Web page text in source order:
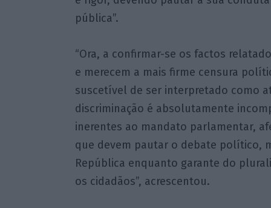
pública”.
“Ora, a confirmar-se os factos
e merecem a mais firme censura
suscetível de ser interpretado como
discriminação é absolutamente
inerentes ao mandato parlamentar,
que devem pautar o debate político,
República enquanto garante do
os cidadãos”, acrescentou.